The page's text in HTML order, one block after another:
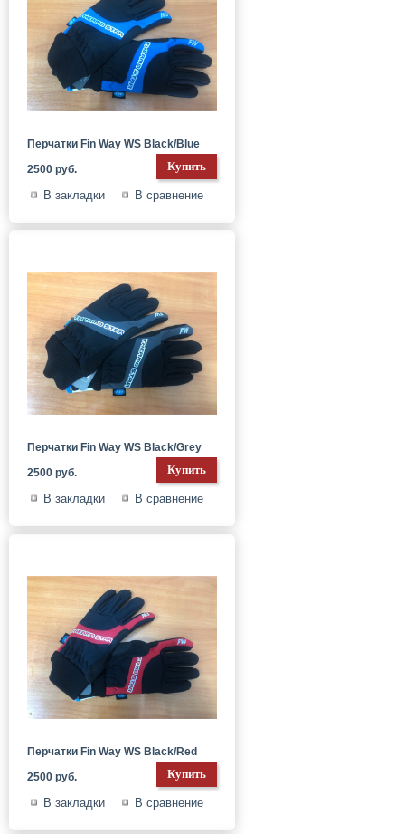
Перчатки Fin Way WS Black/Blue
2500 руб.
В закладки В сравнение
Перчатки Fin Way WS Black/Grey
2500 руб.
В закладки В сравнение
Перчатки Fin Way WS Black/Red
2500 руб.
В закладки В сравнение